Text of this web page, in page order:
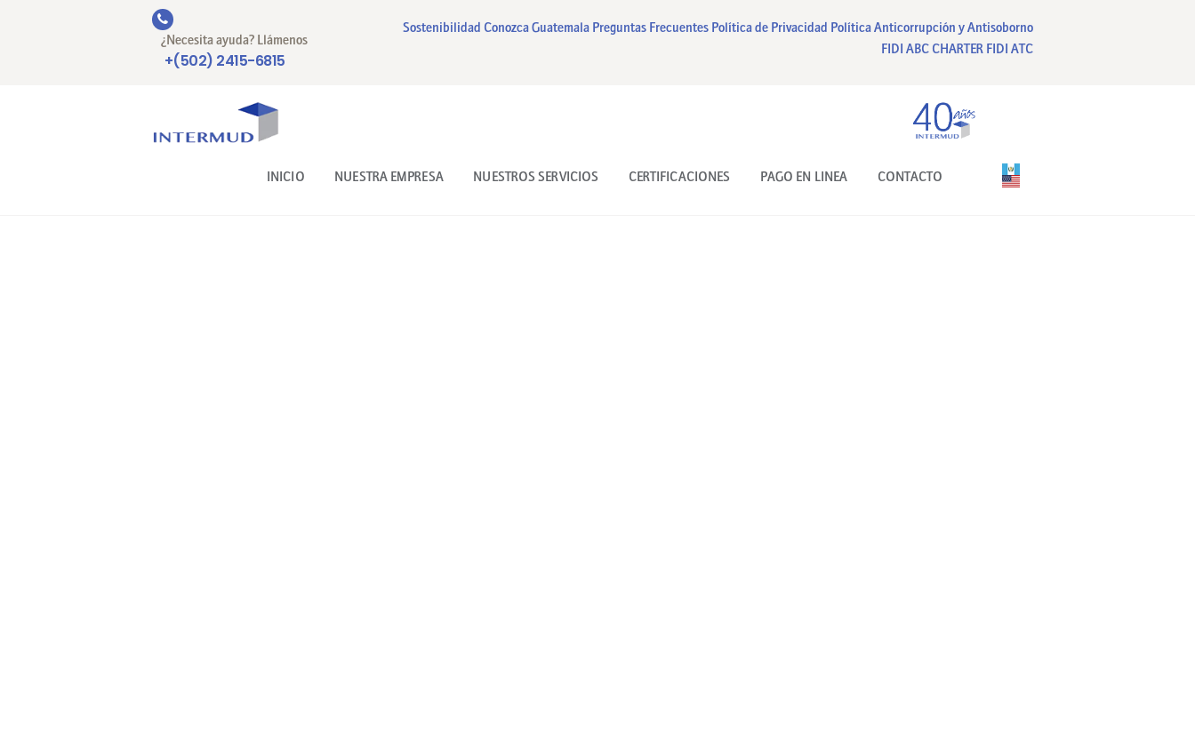
¿Necesita ayuda? Llámenos
+(502) 2415-6815
Sostenibilidad Conozca Guatemala Preguntas Frecuentes Política de Privacidad Política Anticorrupción y Antisoborno
FIDI ABC CHARTER FIDI ATC
INICIO NUESTRA EMPRESA NUESTROS SERVICIOS CERTIFICACIONES PAGO EN LINEA CONTACTO
INICIO